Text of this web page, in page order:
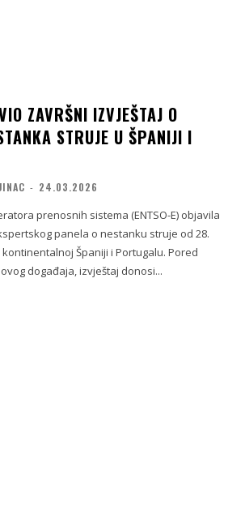
ZAVRŠNI IZVJEŠTAJ O
STRUJE U ŠPANIJI I
- 24.03.2026
prenosnih sistema (ENTSO-E) objavila
panela o nestanku struje od 28.
Španiji i Portugalu. Pored
događaja, izvještaj donosi...